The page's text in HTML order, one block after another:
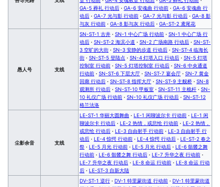
GA-5 葬礼 行动后 · GA-6 安魂曲 行动前 · GA-6 安魂曲 行
动后 · GA-7 光与影 行动前 · GA-7 光与影 行动后 · GA-8 影
与灰 行动前 · GA-8 影与灰 行动后 · GA-ST-2 鸢尾花
愚人号 支线
SN-ST-1 古井 · SN-1 中心广场 行动前 · SN-1 中心广场 行
动后 · SN-ST-2 海滨小道 · SN-2 广场南路 行动后 · SN-ST-
3 空旷的大街 · SN-3 安静的步道 行动后 · SN-ST-4 临海长
街 · SN-ST-5 登陆点 · SN-4 灯塔入口 行动后 · SN-5 灯塔
控制室 行动前 · SN-5 灯塔控制室 行动后 · SN-6 中央通道
行动前 · SN-ST-6 下层大厅 · SN-ST-7 宴会厅 · SN-7 黄金
回廊 行动后 · SN-ST-8 指挥大厅 · SN-ST-9 主舰桥 · SN-8
观测所 行动后 · SN-ST-10 甲板室 · SN-ST-11 主桅杆 · SN-
10 礼仪广场 行动前 · SN-10 礼仪广场 行动后 · SN-ST-12
格兰法洛
尘影余音 支线
LE-ST-1 华丽大圆舞曲 · LE-1 闲聊波尔卡 行动前 · LE-1 闲
聊波尔卡 行动后 · LE-2 热情，或悲怆 行动前 · LE-2 热情，
或悲怆 行动后 · LE-3 自由射手 行动前 · LE-3 自由射手 行
动后 · LE-4 惊愕 行动前 · LE-4 惊愕 行动后 · LE-ST-2 春之
祭 · LE-5 月光 行动前 · LE-5 月光 行动后 · LE-6 骷髅之舞
行动前 · LE-6 骷髅之舞 行动后 · LE-7 升华之夜 行动前 ·
LE-7 升华之夜 行动后 · LE-8 命运 行动前 · LE-8 命运 行动
后 · LE-ST-3 自新大陆
DV-ST-1 逆行 · DV-1 特里蒙街道 行动前 · DV-1 特里蒙街道